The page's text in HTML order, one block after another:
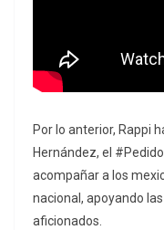
Por lo anterior, Rappi
Hernández, el
acompañar a los
nacional, apoyando
aficionados.